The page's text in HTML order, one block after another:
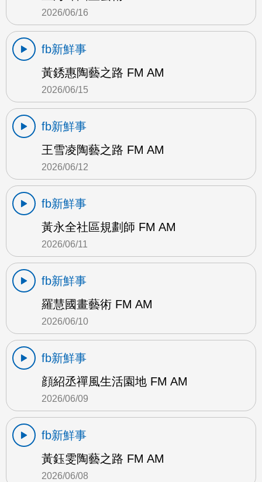
2026/06/16
fb新鮮事
黃銹惠陶藝之路 FM AM
2026/06/15
fb新鮮事
王雪凌陶藝之路 FM AM
2026/06/12
fb新鮮事
黃永全社區規劃師 FM AM
2026/06/11
fb新鮮事
羅慧國畫藝術 FM AM
2026/06/10
fb新鮮事
顔紹丞禪風生活園地 FM AM
2026/06/09
fb新鮮事
黃鈺雯陶藝之路 FM AM
2026/06/08